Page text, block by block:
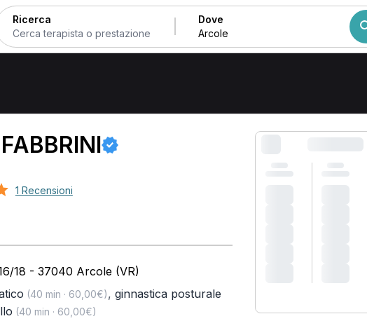
Ricerca Dove
1 Recensioni
18 - 37040 Arcole (VR)
(40 min · 60,00€), ginnastica posturale
(40 min · 60,00€)